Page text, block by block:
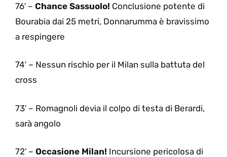
76′ – Chance Sassuolo! Conclusione potente di
Bourabia dai 25 metri, Donnarumma è bravissimo
a respingere
74′ – Nessun rischio per il Milan sulla battuta del
cross
73′ – Romagnoli devia il colpo di testa di Berardi,
sarà angolo
72′ – Occasione Milan! Incursione pericolosa di